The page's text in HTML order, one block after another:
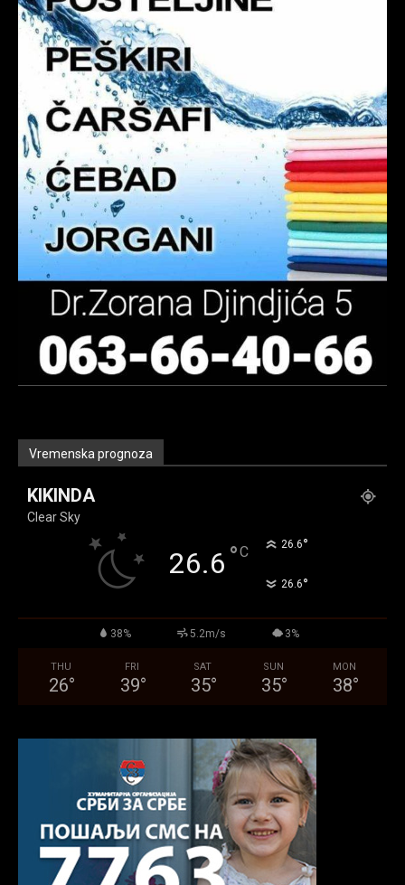
Vremenska prognoza
KIKINDA
Clear Sky
26.6 °C 26.6°
26.6°
38% 5.2m/s 3%
THU
26°
FRI
39°
SAT
35°
SUN
35°
MON
38°